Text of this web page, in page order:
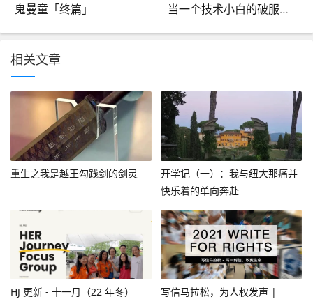
鬼曼童「终篇」 当一个技术小白的破服务器崩了…
相关文章
重生之我是越王勾践剑的剑灵
开学记（一）：我与纽大那痛并
快乐着的单向奔赴
HJ 更新 - 十一月（22 年冬）
写信马拉松，为人权发声 |